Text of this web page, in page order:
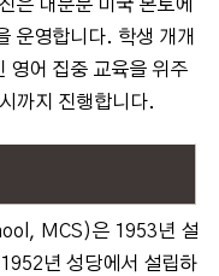
은 대분분 미국 본토에
운영합니다. 학생 개개
영어 집중 교육을 위주
까지 진행합니다.
MCS)은 1953년 설
년 성당에서 설립하